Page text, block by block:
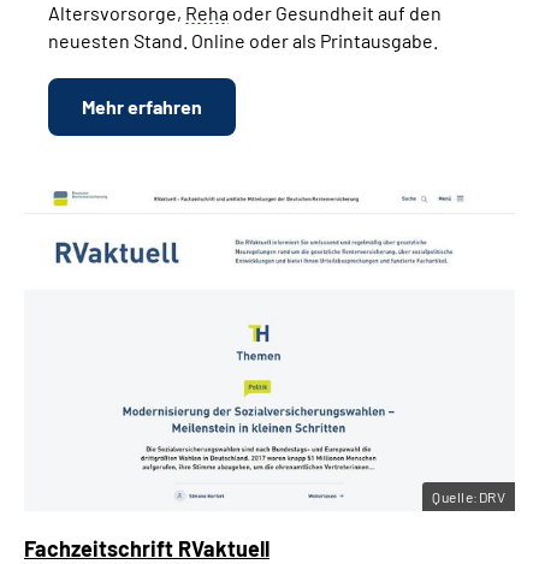
Altersvorsorge, Reha oder Gesundheit auf den
neuesten Stand. Online oder als Printausgabe.
Mehr erfahren
Fachzeitschrift RVaktuell
Quelle:DRV